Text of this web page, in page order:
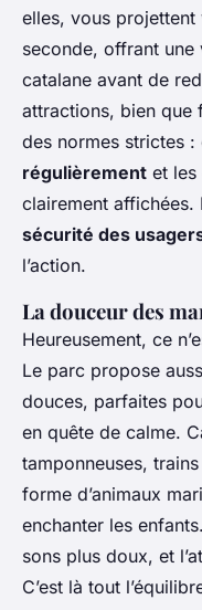
elles, vous
seconde, offrant
catalane avant de
attractions, bien que
des normes strictes :
régulièrement et les
clairement affichées.
sécurité des
l’action.
La douceur des
Heureusement, ce
Le parc propose
douces, parfaites
en quête de calme.
tamponneuses,
forme d’animaux
enchanter les
sons plus doux, et
C’est là tout